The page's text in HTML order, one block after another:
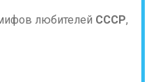
любителей СССР,